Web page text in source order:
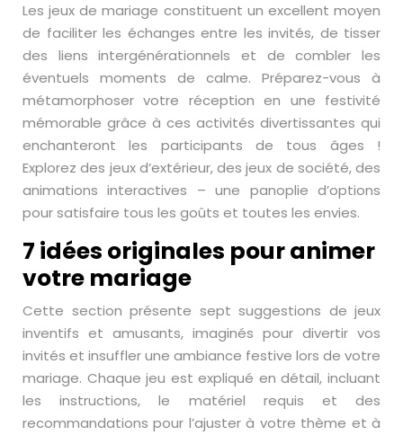
Les jeux de mariage constituent un excellent moyen
de faciliter les échanges entre les invités, de tisser
des liens intergénérationnels et de combler les
éventuels moments de calme. Préparez-vous à
métamorphoser votre réception en une festivité
mémorable grâce à ces activités divertissantes qui
enchanteront les participants de tous âges !
Explorez des jeux d’extérieur, des jeux de société, des
animations interactives – une panoplie d’options
pour satisfaire tous les goûts et toutes les envies.
7 idées originales pour animer
votre mariage
Cette section présente sept suggestions de jeux
inventifs et amusants, imaginés pour divertir vos
invités et insuffler une ambiance festive lors de votre
mariage. Chaque jeu est expliqué en détail, incluant
les instructions, le matériel requis et des
recommandations pour l’ajuster à votre thème et à